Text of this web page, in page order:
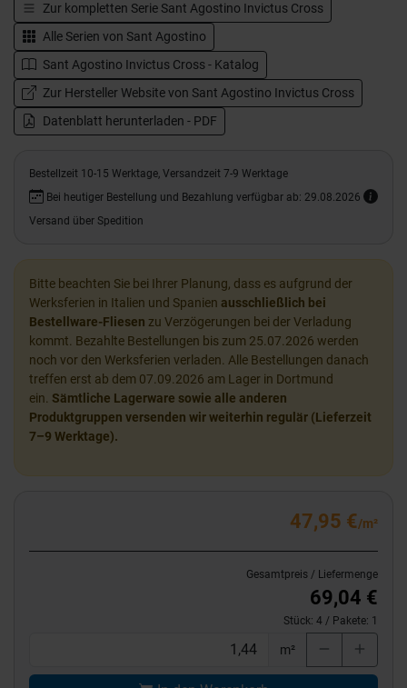
Zur kompletten Serie Sant Agostino Invictus Cross
Alle Serien von Sant Agostino
Sant Agostino Invictus Cross - Katalog
Zur Hersteller Website von Sant Agostino Invictus Cross
Datenblatt herunterladen - PDF
Bestellzeit 10-15 Werktage, Versandzeit 7-9 Werktage
Bei heutiger Bestellung und Bezahlung verfügbar ab: 29.08.2026
Versand über Spedition
Bitte beachten Sie bei Ihrer Planung, dass es aufgrund der
Werksferien in Italien und Spanien ausschließlich bei
Bestellware-Fliesen zu Verzögerungen bei der Verladung
kommt. Bezahlte Bestellungen bis zum 25.07.2026 werden
noch vor den Werksferien verladen. Alle Bestellungen danach
treffen erst ab dem 07.09.2026 am Lager in Dortmund
ein. Sämtliche Lagerware sowie alle anderen
Produktgruppen versenden wir weiterhin regulär (Lieferzeit
7–9 Werktage).
47,95 €/m²
Gesamtpreis / Liefermenge
69,04 €
Stück: 4 / Pakete: 1
m²